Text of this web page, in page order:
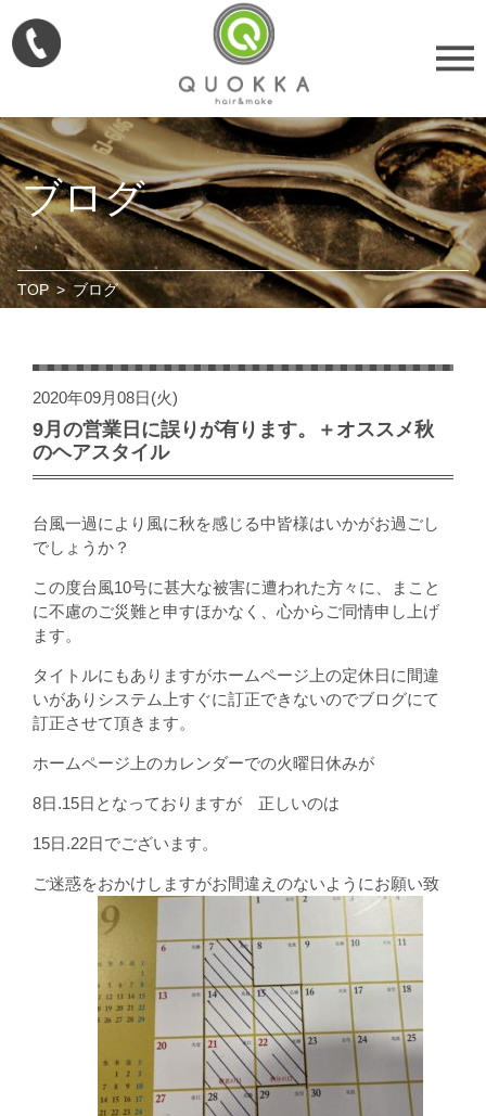
ブログ
TOP > ブログ
2020年09月08日(火)
9月の営業日に誤りが有ります。＋オススメ秋
のヘアスタイル
台風一過により風に秋を感じる中皆様はいかがお過ごし
でしょうか？
この度台風10号に甚大な被害に遭われた方々に、まこと
に不慮のご災難と申すほかなく、心からご同情申し上げ
ます。
タイトルにもありますがホームページ上の定休日に間違
いがありシステム上すぐに訂正できないのでブログにて
訂正させて頂きます。
ホームページ上のカレンダーでの火曜日休みが
8日.15日となっておりますが 正しいのは
15日.22日でございます。
ご迷惑をおかけしますがお間違えのないようにお願い致